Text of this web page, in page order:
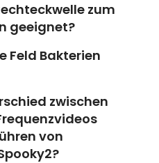
zum
geeignet?
Feld Bakterien
zwischen
von